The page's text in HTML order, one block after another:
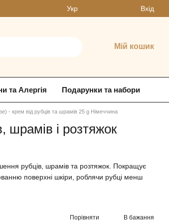
Укр Вхід
Мій кошик
та Алергія Подарунки та набори
- крем від рубців та шрамів 25 g Німеччина
шрамів і розтяжок
рубців, шрамів та розтяжок. Покращує
поверхні шкіри, роблячи рубці менш
Порівняти В бажання